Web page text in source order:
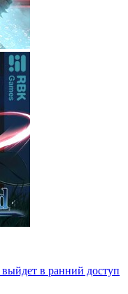
в ранний доступ